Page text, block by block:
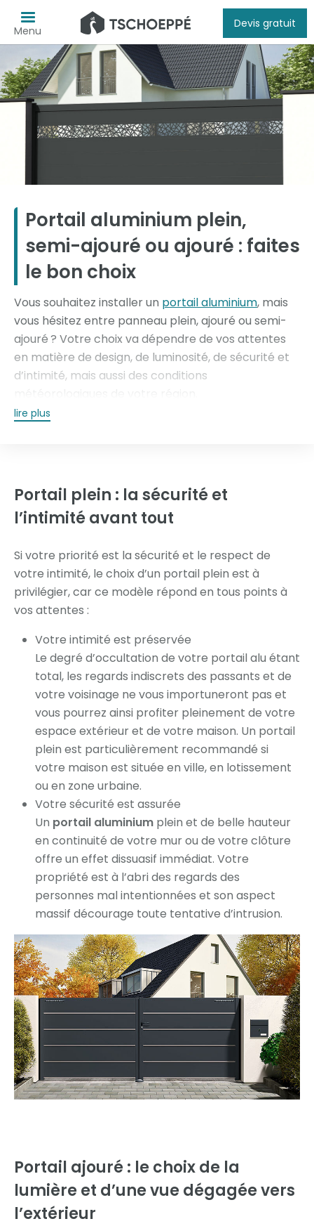
Menu
Devis gratuit
Portail aluminium plein,
semi-ajouré ou ajouré : faites
le bon choix
Vous souhaitez installer un portail aluminium, mais
vous hésitez entre panneau plein, ajouré ou semi-
ajouré ? Votre choix va dépendre de vos attentes
en matière de design, de luminosité, de sécurité et
d’intimité, mais aussi des conditions
Plein, ajouré, semi-ajouré… Tschoeppé vous
lire plus
Portail plein : la sécurité et
l’intimité avant tout
Si votre priorité est la sécurité et le respect de
votre intimité, le choix d’un portail plein est à
privilégier, car ce modèle répond en tous points à
vos attentes :
Votre intimité est préservée
Le degré d’occultation de votre portail alu étant
total, les regards indiscrets des passants et de
votre voisinage ne vous importuneront pas et
vous pourrez ainsi profiter pleinement de votre
espace extérieur et de votre maison. Un portail
plein est particulièrement recommandé si
votre maison est située en ville, en lotissement
ou en zone urbaine.
Votre sécurité est assurée
Un portail aluminium plein et de belle hauteur
en continuité de votre mur ou de votre clôture
offre un effet dissuasif immédiat. Votre
propriété est à l’abri des regards des
personnes mal intentionnées et son aspect
massif décourage toute tentative d’intrusion.
Portail ajouré : le choix de la
lumière et d’une vue dégagée vers
l’extérieur